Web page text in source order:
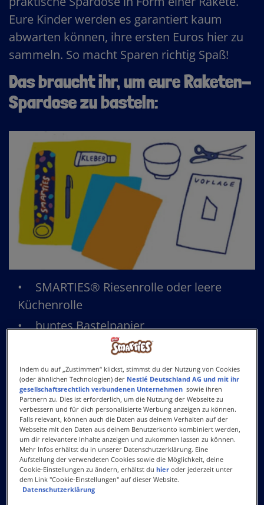
Eure Kinder werden es garantiert kaum
abwarten können, ihre ersten Euros hier zu
sammeln. So macht Sparen richtig Spaß!
Das braucht ihr, um eure Raketen-
Spardose zu basteln:
SMARTIES® Riesenrolle oder leere
Küchenrolle
buntes Bastelpapier
bunter Fotokarton
Schere
Stift
Klebstoff
kleine Schüssel
Druckvorlage Raketenfuß
Anleitung: Spardose basteln in
Indem du auf „Zustimmen“ klickst, stimmst du der Nutzung von Cookies
(oder ähnlichen Technologien) der Nestlé Deutschland AG und mit ihr
gesellschaftsrechtlich verbundenen Unternehmen sowie ihren
Partnern zu. Dies ist erforderlich, um die Nutzung der Webseite zu
verbessern und für dich personalisierte Werbung anzeigen zu können.
Falls relevant, können auch die Daten aus deinem Verhalten auf der
Webseite mit den Daten aus deinem Benutzerkonto kombiniert werden,
um dir relevantere Inhalte anzeigen und zukommen lassen zu können.
Mehr Infos erhältst du in unserer Datenschutzerklärung. Eine
Aufstellung der verwendeten Cookies sowie die Möglichkeit, deine
Cookie-Einstellungen zu ändern, erhältst duhier oder jederzeit unter
dem Link "Cookie-Einstellungen" auf dieser Website.
Datenschutzerklärung